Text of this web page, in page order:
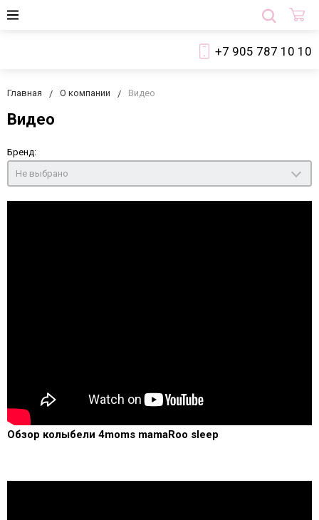
+7 905 787 10 10
Главная О компании Видео
Видео
Бренд:
Не выбрано
Обзор колыбели 4moms mamaRoo sleep